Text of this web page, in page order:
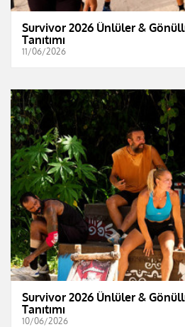
Survivor 2026 Ünlüler &
Tanıtımı
11/06/2026
Survivor 2026 Ünlüler &
Tanıtımı
10/06/2026